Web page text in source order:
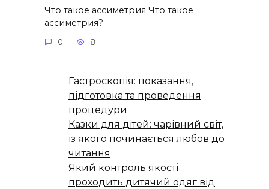
Что такое ассиметрия Что такое
ассиметрия?
0 8
Гастроскопія: показання,
підготовка та проведення
процедури
Казки для дітей: чарівний світ,
із якого починається любов до
читання
Який контроль якості
проходить дитячий одяг від